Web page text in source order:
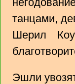
танцами,
Шерил
Эшли